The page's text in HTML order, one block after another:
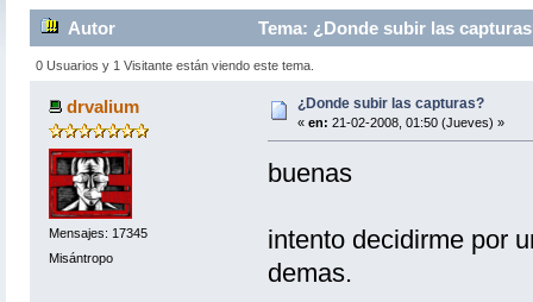
Autor Tema: ¿Donde subir las
0 Usuarios y 1 Visitante están viendo este tema.
drvalium
Mensajes: 17345
Misántropo
¿Donde subir las capturas?
« en: 21-02-2008, 01:50 (Jueves) »
buenas
intento decidirme por
demas.